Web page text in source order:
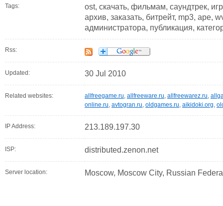
Tags:
ost, скачать, фильмам, саундтрек,
архив, заказать, битрейт, mp3, ape,
администратора, публикация,
Rss:
Updated: 30 Jul 2010
Related websites: allfreegame.ru, allfreeware.ru, allfreewarez.ru,
online.ru, avtogran.ru, oldgames.ru, aikidoki.org,
IP Address: 213.189.197.30
ISP: distributed.zenon.net
Server location: Moscow, Moscow City, Russian